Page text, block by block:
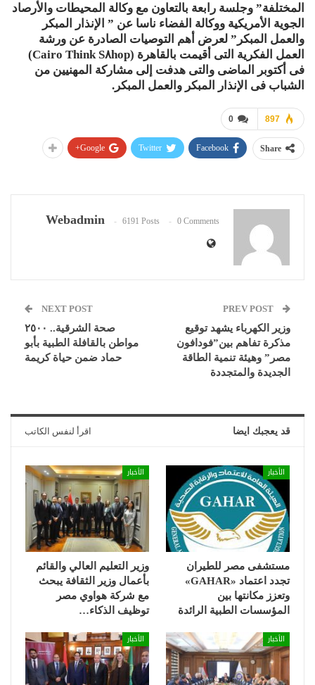
المختلفة” وجلسة رابعة بالتعاون مع وكالة المحيطات والأرصاد
الجوية الأمريكية ووكالة الفضاء ناسا عن ” الإنذار المبكر
والعمل المبكر” لعرض أهم التوصيات الصادرة عن ورشة
العمل الفكرية التى أقيمت بالقاهرة (Cairo Think S٨hop)
فى أكتوبر الماضى والتى هدفت إلى مشاركة المهنيين من
الشباب فى الإنذار المبكر والعمل المبكر.
0 897
Share
Facebook
Twitter
Google+
Webadmin 6191 Posts 0 Comments
وزير الكهرباء يشهد توقيع
مذكرة تفاهم بين”فودافون
مصر” وهيئة تنمية الطاقة
الجديدة والمتجددة
NEXT POST
صحة الشرقية.. ٢٥٠٠
مواطن بالقافلة الطبية بأبو
حماد ضمن حياة كريمة
قد يعجبك ايضا اقرأ لنفس الكاتب
الأخبار
مستشفى مصر للطيران
تجدد اعتماد «GAHAR»
وتعزز مكانتها بين
المؤسسات الطبية الرائدة
الأخبار
وزير التعليم العالي والقائم
بأعمال وزير الثقافة يبحث
مع شركة هواوي مصر
توظيف الذكاء…
الأخبار الأخبار